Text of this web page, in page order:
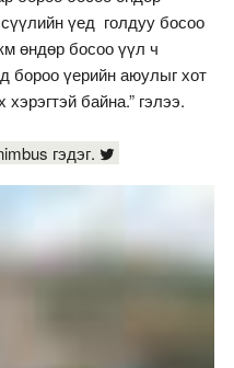
үед голдуу босоо
өндөр босоо үүл ч
бороо үерийн аюулыг хот
байна.” гэлээ.
гэдэг.